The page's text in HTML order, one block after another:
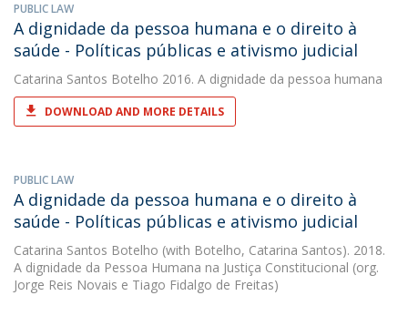
PUBLIC LAW
A dignidade da pessoa humana e o direito à
saúde - Políticas públicas e ativismo judicial
Catarina Santos Botelho 2016. A dignidade da pessoa humana
DOWNLOAD AND MORE DETAILS
PUBLIC LAW
A dignidade da pessoa humana e o direito à
saúde - Políticas públicas e ativismo judicial
Catarina Santos Botelho (with Botelho, Catarina Santos). 2018.
A dignidade da Pessoa Humana na Justiça Constitucional (org.
Jorge Reis Novais e Tiago Fidalgo de Freitas)